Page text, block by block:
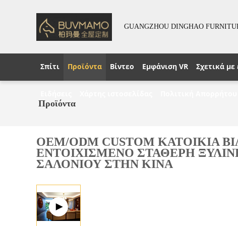
GUANGZHOU DINGHAO
Σπίτι Προϊόντα Βίντεο Εμφάνιση VR Σχετικά με
Προϊόντα
OEM/ODM CUSTOM
ΕΝΤΟΙΧΙΣΜΕΝΟ ΣΤΑΘΕΡΗ
ΣΑΛΟΝΙΟΥ ΣΤΗΝ ΚΙΝΑ